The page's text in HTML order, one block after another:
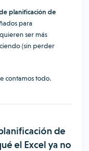
planificación de
para
ser más
(sin perder
contamos todo.
de
el Excel ya no